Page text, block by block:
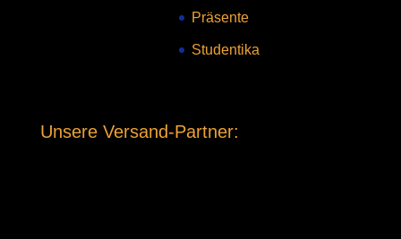
Präsente
Studentika
Unsere Versand-Partner: